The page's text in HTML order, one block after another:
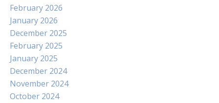
February 2026
January 2026
December 2025
February 2025
January 2025
December 2024
November 2024
October 2024